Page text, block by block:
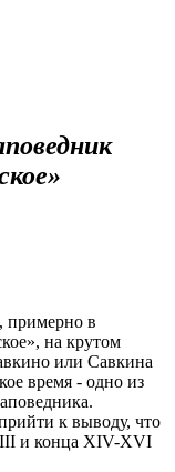
примерно в
на крутом
или Савкина
время - одно из
к выводу, что
и конца XIV-XVI